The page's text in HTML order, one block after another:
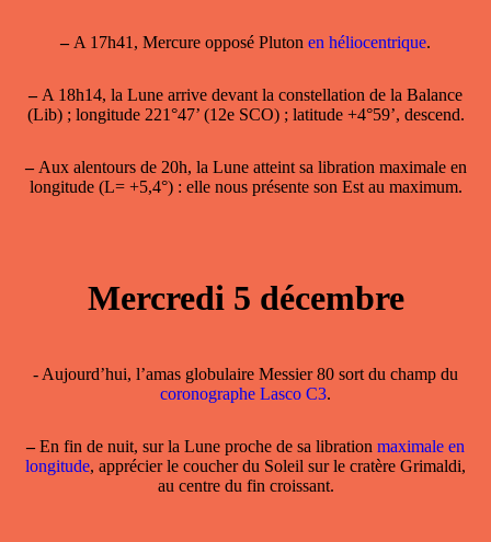
–A 17h41, Mercure opposé Pluton en héliocentrique.
–A 18h14, la Lune arrive devant la constellation de la Balance
(Lib) ; longitude 221°47’ (12e SCO) ; latitude +4°59’, descend.
–Aux alentours de 20h, la Lune atteint sa libration maximale en
longitude(L= +5,4°) : elle nous présente son Est au maximum.
Mercredi 5 décembre
- Aujourd’hui, l’amas globulaire Messier 80 sort du champ du
coronographe Lasco C3.
–En fin de nuit, sur la Lune proche de sa libration maximale en
longitude, apprécier le coucher du Soleil sur le cratère Grimaldi,
au centre du fin croissant.